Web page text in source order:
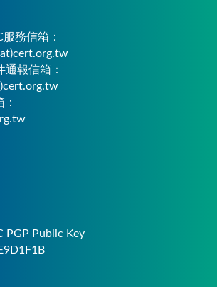
務信箱：
通報信箱：
PGP Public Key